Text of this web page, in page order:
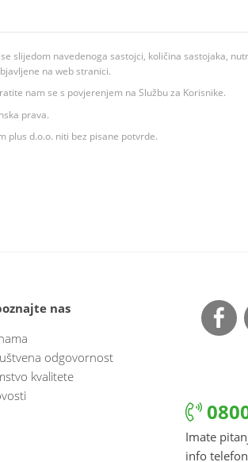
slijedom navedenoga sastojci, količina sastojaka,
na web stranici.
nam se s povjerenjem na Službu za Korisnike.
prava.
plus d.o.o. niti bez pisane potvrde.
nas
odgovornost
kvalitete
Imate
info